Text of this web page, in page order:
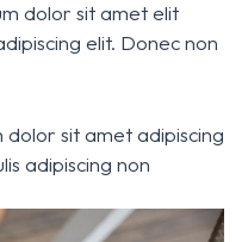
dolor sit amet elit
elit. Donec non
dolor sit amet adipiscing
adipiscing non